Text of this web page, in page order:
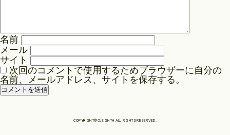
Store
ョ
ン
名前
メール
サイト
次回のコメントで使用するためブラウザーに自分の
名前、メールアドレス、サイトを保存する。
COPYRIGHT©O/EIGHTH ALL RIGHTS RESERVED.